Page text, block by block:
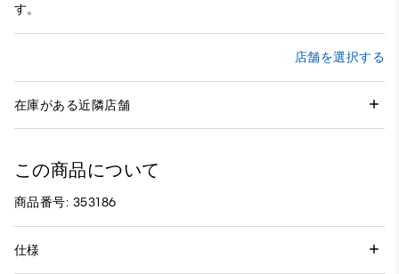
す。
店舗を選択する
在庫がある近隣店舗
この商品について
商品番号: 353186
仕様